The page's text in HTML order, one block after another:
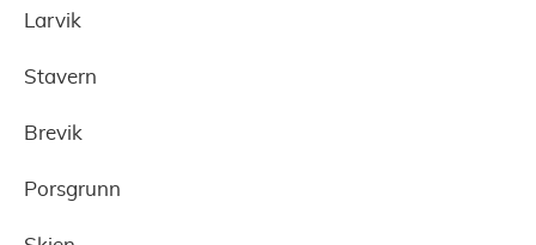
Larvik
Stavern
Brevik
Porsgrunn